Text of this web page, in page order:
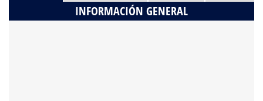
INFORMACIÓN GENERAL